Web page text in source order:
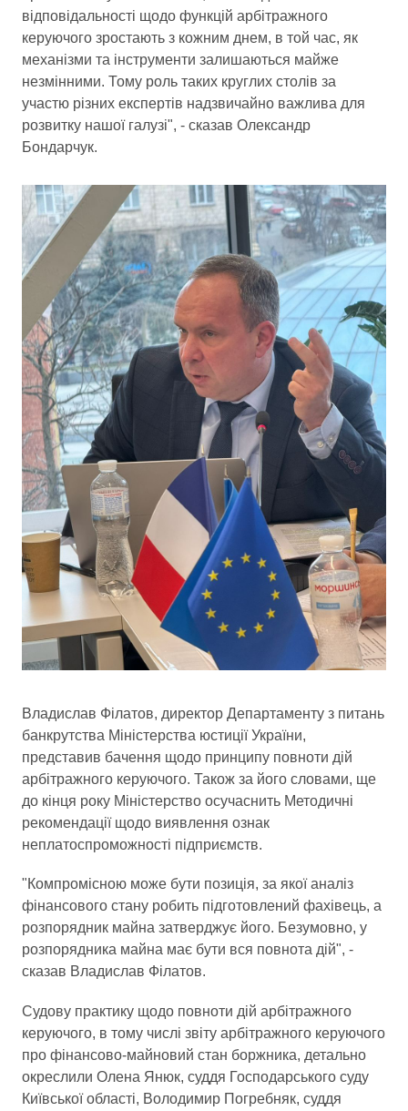
відповідальності щодо функцій арбітражного
керуючого зростають з кожним днем, в той час, як
механізми та інструменти залишаються майже
незмінними. Тому роль таких круглих столів за
участю різних експертів надзвичайно важлива для
розвитку нашої галузі", - сказав Олександр
Бондарчук.
Владислав Філатов, директор Департаменту з питань
банкрутства Міністерства юстиції України,
представив бачення щодо принципу повноти дій
арбітражного керуючого. Також за його словами, ще
до кінця року Міністерство осучаснить Методичні
рекомендації щодо виявлення ознак
неплатоспроможності підприємств.
"Компромісною може бути позиція, за якої аналіз
фінансового стану робить підготовлений фахівець, а
розпорядник майна затверджує його. Безумовно, у
розпорядника майна має бути вся повнота дій", -
сказав Владислав Філатов.
Судову практику щодо повноти дій арбітражного
керуючого, в тому числі звіту арбітражного керуючого
про фінансово-майновий стан боржника, детально
окреслили Олена Янюк, суддя Господарського суду
Київської області, Володимир Погребняк, суддя